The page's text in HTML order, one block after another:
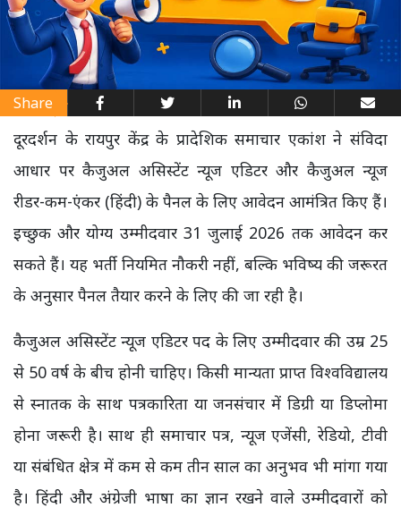
Share
दूरदर्शन के रायपुर केंद्र के प्रादेशिक समाचार एकांश ने संविदा
आधार पर कैजुअल असिस्टेंट न्यूज एडिटर और कैजुअल न्यूज
रीडर-कम-एंकर (हिंदी) के पैनल के लिए आवेदन आमंत्रित किए हैं।
इच्छुक और योग्य उम्मीदवार 31 जुलाई 2026 तक आवेदन कर
सकते हैं। यह भर्ती नियमित नौकरी नहीं, बल्कि भविष्य की जरूरत
के अनुसार पैनल तैयार करने के लिए की जा रही है।
कैजुअल असिस्टेंट न्यूज एडिटर पद के लिए उम्मीदवार की उम्र 25
से 50 वर्ष के बीच होनी चाहिए। किसी मान्यता प्राप्त विश्वविद्यालय
से स्नातक के साथ पत्रकारिता या जनसंचार में डिग्री या डिप्लोमा
होना जरूरी है। साथ ही समाचार पत्र, न्यूज एजेंसी, रेडियो, टीवी
या संबंधित क्षेत्र में कम से कम तीन साल का अनुभव भी मांगा गया
है। हिंदी और अंग्रेजी भाषा का ज्ञान रखने वाले उम्मीदवारों को